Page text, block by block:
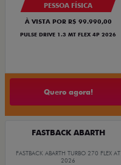
PESSOA FÍSICA
À VISTA POR R$ 99.990,00
PULSE DRIVE 1.3 MT FLEX 4P 2026
Quero agora!
FASTBACK ABARTH
FASTBACK ABARTH TURBO 270 FLEX AT
2026